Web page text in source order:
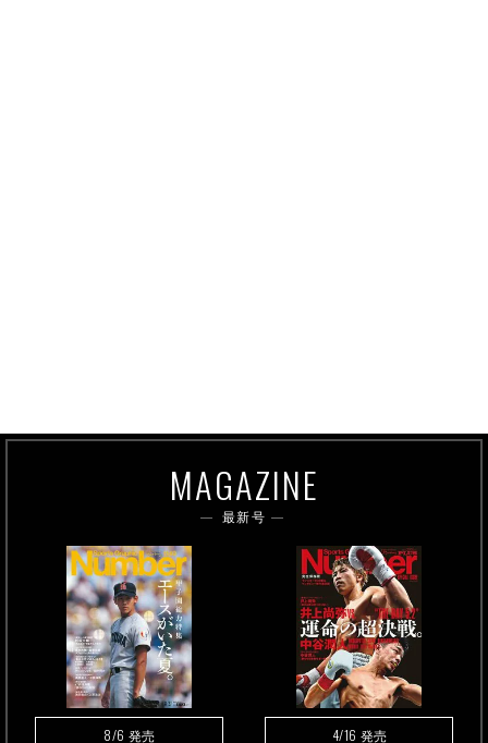
MAGAZINE
最新号
8/6 発売 4/16 発売